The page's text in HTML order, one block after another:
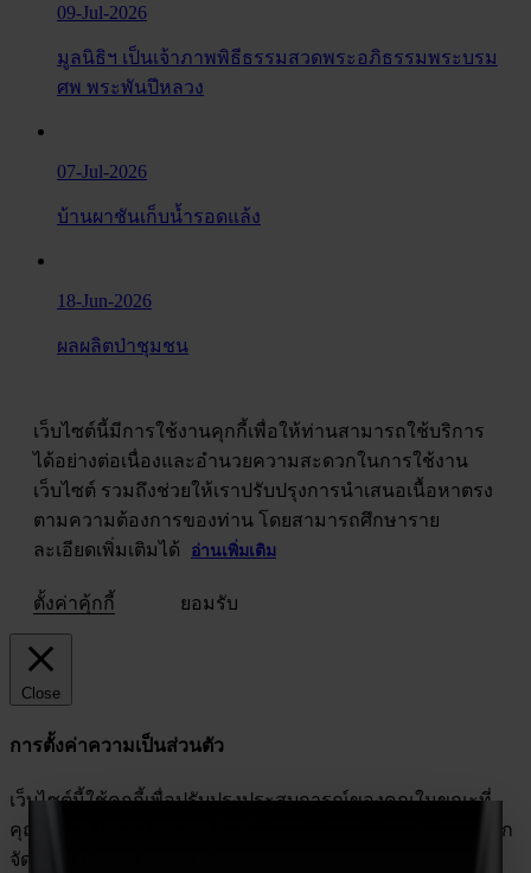
09-Jul-2026
มูลนิธิฯ เป็นเจ้าภาพพิธีธรรมสวดพระอภิธรรมพระบรม
ศพ พระพันปีหลวง
07-Jul-2026
บ้านผาชันเก็บน้ำรอดแล้ง
18-Jun-2026
ผลผลิตป่าชุมชน
เว็บไซต์นี้มีการใช้งานคุกกี้เพื่อให้ท่านสามารถใช้บริการ
ได้อย่างต่อเนื่องและอำนวยความสะดวกในการใช้งาน
เว็บไซต์ รวมถึงช่วยให้เราปรับปรุงการนำเสนอเนื้อหาตรง
ตามความต้องการของท่าน โดยสามารถศึกษาราย
ละเอียดเพิ่มเติมได้
อ่านเพิ่มเติม
ตั้งค่าคุ้กกี้ ยอมรับ
Close
การตั้งค่าความเป็นส่วนตัว
เว็บไซต์นี้ใช้คุกกี้เพื่อปรับปรุงประสบการณ์ของคุณในขณะที่
คุณสำรวจเว็บไซต์ คุกกี้ที่ถูกจัดหมวดหมู่ตามความจำเป็นจะถูก
จัดเก็บไว้ในเบราว์เซอร์ของคุณ เนื่องจากคุกกี้เหล่านี้มีความ